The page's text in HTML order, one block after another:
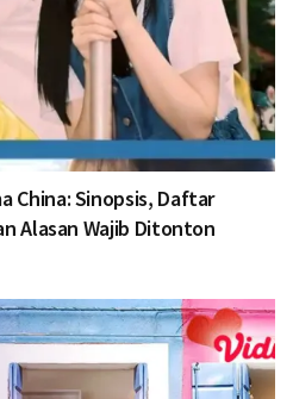
China: Sinopsis, Daftar
Alasan Wajib Ditonton